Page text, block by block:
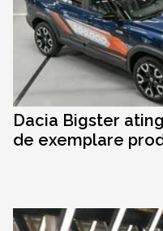
Dacia Bigster
de exemplare